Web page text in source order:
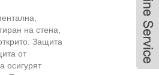
на стена,
Защита
от
осигурят